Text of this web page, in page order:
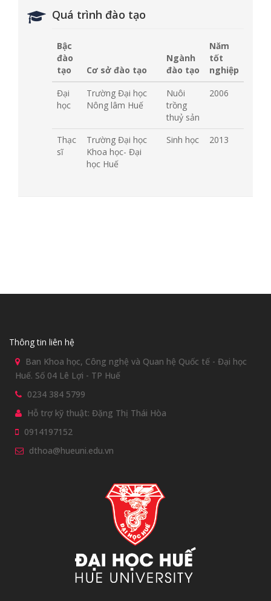
Quá trình đào tạo
Bậc
đào
tạo
Cơ sở đào tạo
Ngành
đào tạo
Năm
tốt
nghiệp
Đại
học
Trường Đại học
Nông lâm Huế
Nuôi
trồng
thuỷ sản
2006
Thạc
sĩ
Trường Đại học
Khoa học- Đại
học Huế
Sinh học 2013
Thông tin liên hệ
Ban Khoa học, Công nghệ và Quan hệ Quốc tế - Đại học
Huế. Số 04 Lê Lợi - TP Huế
0234 384 5799
Hỗ trợ kỹ thuật: Đặng Thị Thái Hòa
0914197152
dthoa@hueuni.edu.vn